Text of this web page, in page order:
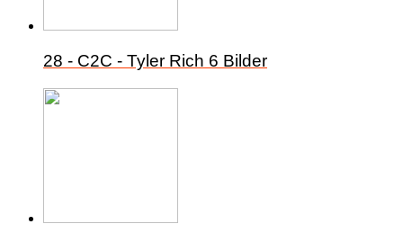
28 - C2C - Tyler Rich 6 Bilder